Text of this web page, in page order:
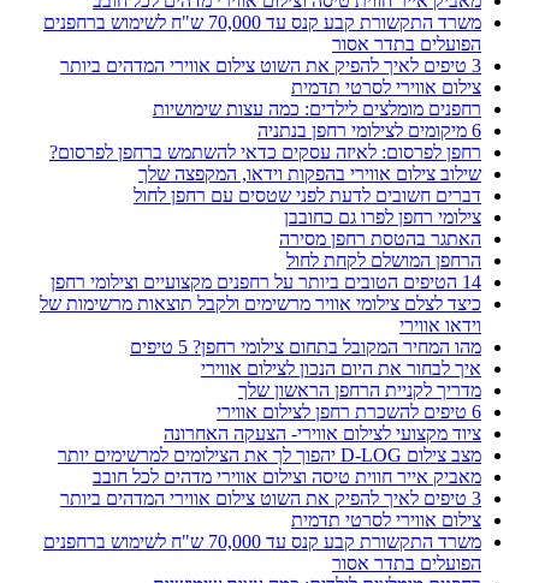
משרד התקשורת קבע קנס עד 70,000 ש"ח לשימוש ברחפנים
הפועלים בתדר אסור
3 טיפים לאיך להפיק את השוט צילום אווירי המדהים ביותר
צילום אווירי לסרטי תדמית
רחפנים מומלצים לילדים: כמה עצות שימושיות
6 מיקומים לצילומי רחפן בנתניה
רחפן לפרסום: לאיזה עסקים כדאי להשתמש ברחפן לפרסום?
שילוב צילום אווירי בהפקות וידאו, המקפצה שלך
דברים חשובים לדעת לפני שטסים עם רחפן לחול
צילומי רחפן לפרו גם כחובבן
האתגר בהטסת רחפן מסירה
הרחפן המושלם לקחת לחול
14 הטיפים הטובים ביותר על רחפנים מקצועיים וצילומי רחפן
כיצד לצלם צילומי אוויר מרשימים ולקבל תוצאות מרשימות של
וידאו אווירי
מהו המחיר המקובל בתחום צילומי רחפן? 5 טיפים
איך לבחור את היום הנכון לצילום אווירי
מדריך לקניית הרחפן הראשון שלך
6 טיפים להשכרת רחפן לצילום אווירי
ציוד מקצועי לצילום אווירי- הצעקה האחרונה
מצב צילום D-LOG יהפוך לך את הצילומים למרשימים יותר
מאביק אייר חווית טיסה וצילום אווירי מדהים לכל חובב
3 טיפים לאיך להפיק את השוט צילום אווירי המדהים ביותר
צילום אווירי לסרטי תדמית
משרד התקשורת קבע קנס עד 70,000 ש"ח לשימוש ברחפנים
הפועלים בתדר אסור